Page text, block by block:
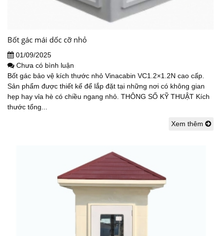
Bốt gác mái dốc cỡ nhỏ
01/09/2025
Chưa có bình luận
Bốt gác bảo vệ kích thước nhỏ Vinacabin VC1.2×1.2N cao cấp.
Sản phẩm được thiết kế để lắp đặt tại những nơi có không gian
hẹp hay vỉa hè có chiều ngang nhỏ. THÔNG SỐ KỸ THUẬT Kích
thước tổng...
Xem thêm